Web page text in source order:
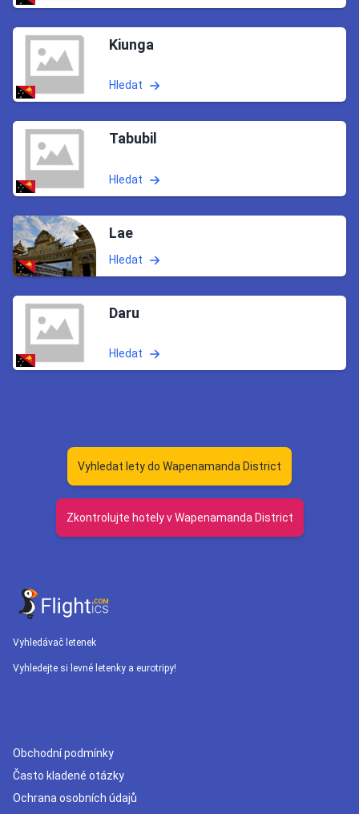
Kiunga
Hledat
Tabubil
Hledat
Lae
Hledat
Daru
Hledat
Vyhledat lety do Wapenamanda District
Zkontrolujte hotely v Wapenamanda District
Vyhledávač letenek
Vyhledejte si levné letenky a eurotripy!
Obchodní podmínky
Často kladené otázky
Ochrana osobních údajů